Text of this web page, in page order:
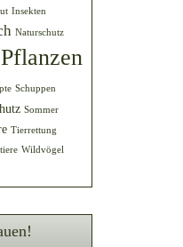
Insekten
Naturschutz
Pflanzen
Schuppen
Sommer
Tierrettung
Wildvögel